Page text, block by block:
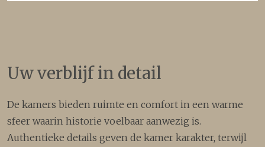
Uw verblijf in detail
De kamers bieden ruimte en comfort in een warme
sfeer waarin historie voelbaar aanwezig is.
Authentieke details geven de kamer karakter, terwijl